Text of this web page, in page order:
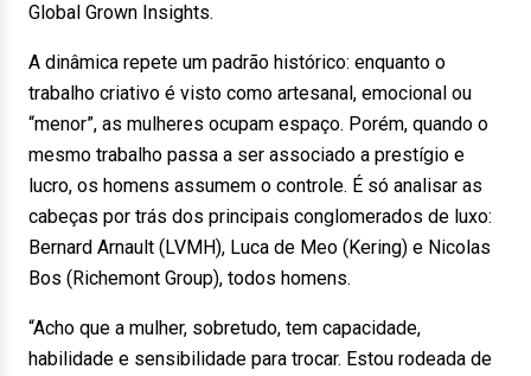
Global Grown Insights.
A dinâmica repete um padrão histórico: enquanto o
trabalho criativo é visto como artesanal, emocional ou
“menor”, as mulheres ocupam espaço. Porém, quando o
mesmo trabalho passa a ser associado a prestígio e
lucro, os homens assumem o controle. É só analisar as
cabeças por trás dos principais conglomerados de luxo:
Bernard Arnault (LVMH), Luca de Meo (Kering) e Nicolas
Bos (Richemont Group), todos homens.
“Acho que a mulher, sobretudo, tem capacidade,
habilidade e sensibilidade para trocar. Estou rodeada de